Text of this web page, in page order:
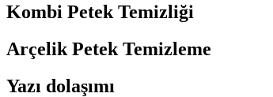
Kombi Petek Temizliği
Arçelik Petek Temizleme
Yazı dolaşımı